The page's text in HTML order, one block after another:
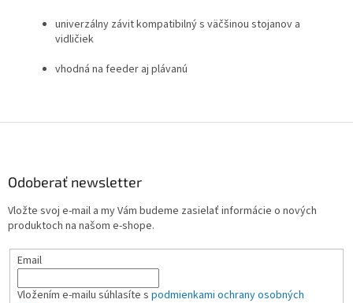
univerzálny závit kompatibilný s väčšinou stojanov a
vidličiek
vhodná na feeder aj plávanú
Odoberať newsletter
Vložte svoj e-mail a my Vám budeme zasielať informácie o nových
produktoch na našom e-shope.
Email
Vložením e-mailu súhlasíte s podmienkami ochrany osobných